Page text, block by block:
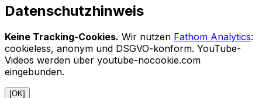
Datenschutzhinweis
Keine Tracking-Cookies. Wir nutzen Fathom Analytics:
cookieless, anonym und DSGVO-konform. YouTube-
Videos werden über youtube-nocookie.com
eingebunden.
[OK]